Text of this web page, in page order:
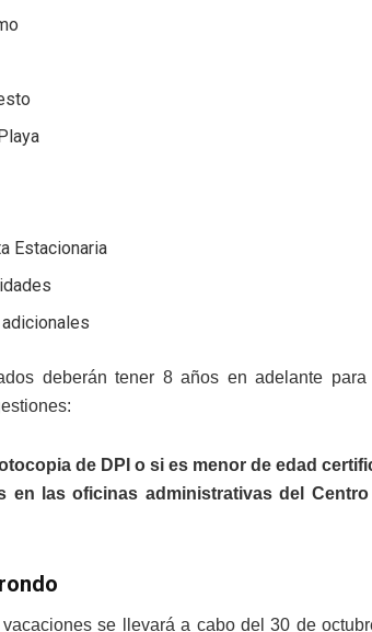
Estacionaria
deberán tener 8 años en adelante
de DPI o si es menor de edad
en las oficinas administrativas del
se llevará a cabo del 30 de